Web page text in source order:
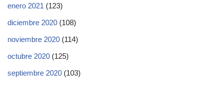
enero 2021 (123)
diciembre 2020 (108)
noviembre 2020 (114)
octubre 2020 (125)
septiembre 2020 (103)